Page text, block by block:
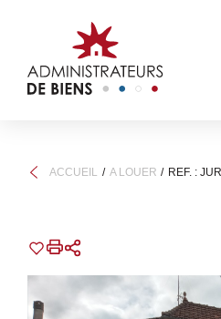
ACCUEIL A LOUER REF. :